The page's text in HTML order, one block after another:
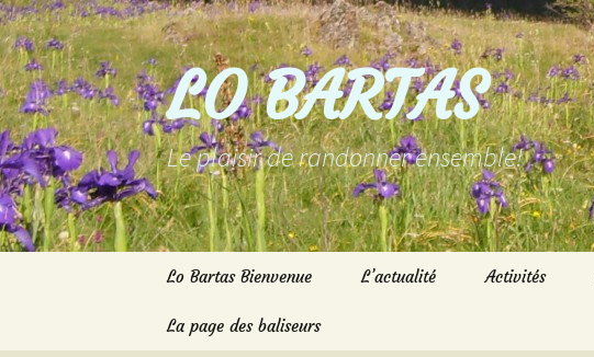
Aller
au
contenu
LO BARTAS
Le plaisir de randonner ensemble!
Lo Bartas Bienvenue L’actualité Activités
La page des baliseurs